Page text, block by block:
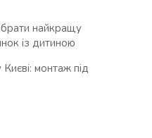
найкращу
із дитиною
монтаж під